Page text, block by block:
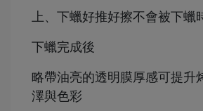
上、下蠟好推好擦不會被下蠟
下蠟完成後
略帶油亮的透明膜厚感可提升
澤與色彩